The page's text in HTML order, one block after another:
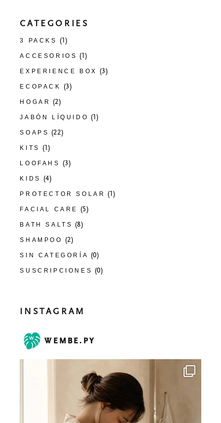
CATEGORIES
3 PACKS (1)
ACCESORIOS (1)
EXPERIENCE BOX (3)
ECOPACK (3)
HOGAR (2)
JABÓN LÍQUIDO (1)
SOAPS (22)
KITS (1)
LOOFAHS (3)
KIDS (4)
PROTECTOR SOLAR (1)
FACIAL CARE (5)
BATH SALTS (8)
SHAMPOO (2)
SIN CATEGORÍA (0)
SUSCRIPCIONES (0)
INSTAGRAM
WEMBE.PY